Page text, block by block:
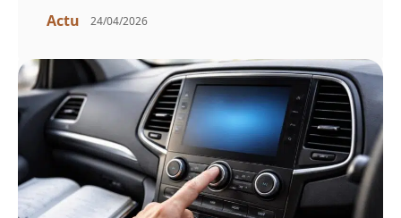
Actu 24/04/2026